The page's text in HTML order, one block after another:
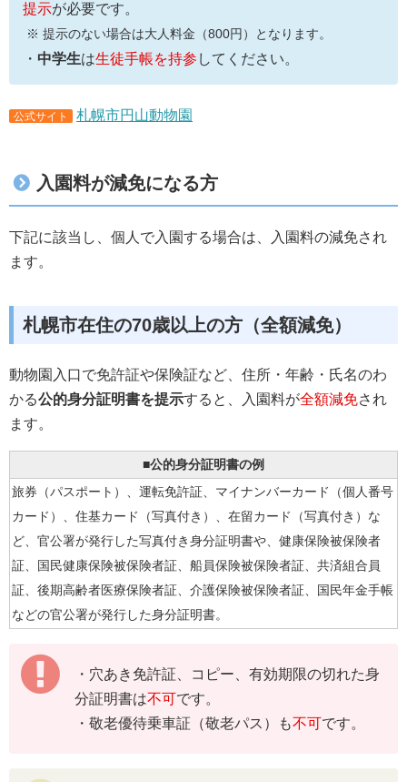
提示が必要です。
※ 提示のない場合は大人料金（800円）となります。
・ 中学生は生徒手帳を持参 してください。
公式サイト 札幌市円山動物園
入園料が減免になる方
下記に該当し、個人で入園する場合は、入園料の減免され
ます。
札幌市在住の70歳以上の方（全額減免）
動物園入口で免許証や保険証など、住所・年齢・氏名のわ
かる公的身分証明書を提示すると、入園料が全額減免され
ます。
■公的身分証明書の例
旅券（パスポート）、運転免許証、マイナンバーカード（個人番号
カード）、住基カード（写真付き）、在留カード（写真付き）な
ど、官公署が発行した写真付き身分証明書や、健康保険被保険者
証、国民健康保険被保険者証、船員保険被保険者証、共済組合員
証、後期高齢者医療保険者証、介護保険被保険者証、国民年金手帳
などの官公署が発行した身分証明書。
・穴あき免許証、コピー、有効期限の切れた身
分証明書は不可です。
・敬老優待乗車証（敬老パス）も不可です。